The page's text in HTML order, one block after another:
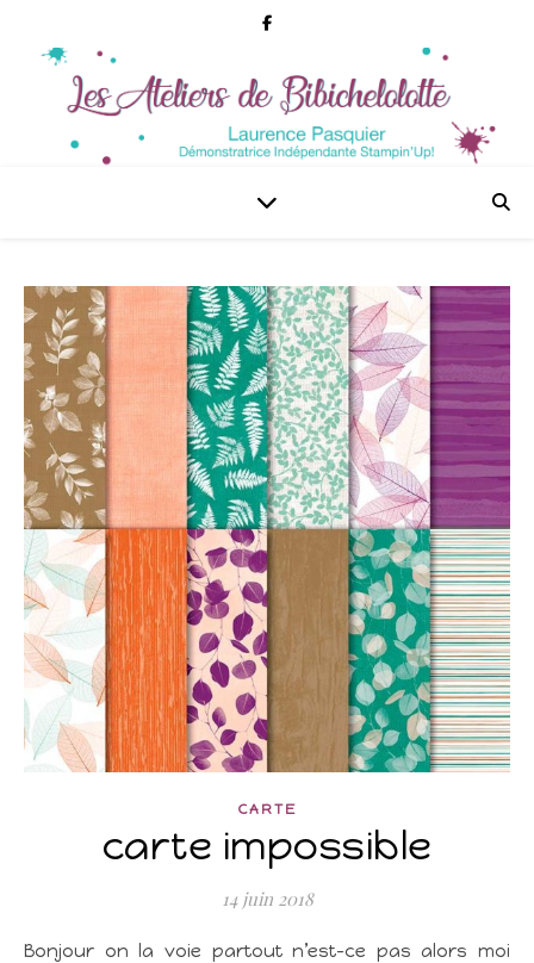
CARTE
carte impossible
14 juin 2018
Bonjour on la voie partout n’est-ce pas alors moi